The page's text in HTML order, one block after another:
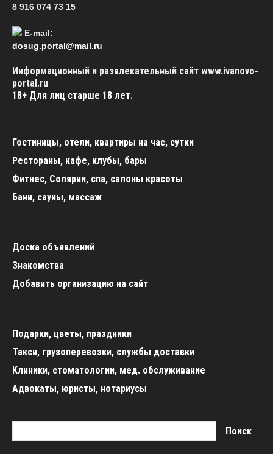
8 916 074 73 15
E-mail:
dosug.portal@mail.ru
Информационный и развлекательный сайт www.ivanovo-
portal.ru
18+ Для лиц старше 18 лет.
Гостиницы, отели, квартиры на час, сутки
Рестораны, кафе, клубы, бары
Фитнес, Солярии, спа, салоны красоты
Бани, сауны, массаж
Доска объявлений
Знакомства
Добавить организацию на сайт
Подарки, цветы, праздники
Такси, грузоперевозки, службы доставки
Клиники, стоматологии, мед. обслуживание
Адвокаты, юристы, нотариусы